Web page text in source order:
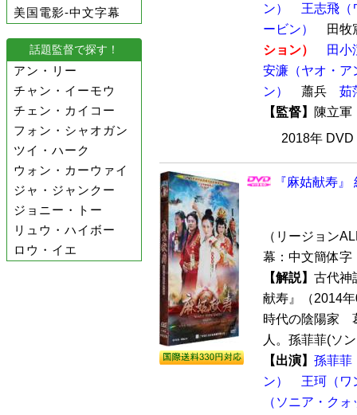
美国電影-中文字幕
話題監督で探す！
アン・リー
チャン・イーモウ
チェン・カイコー
フォン・シャオガン
ツイ・ハーク
ウォン・カーウァイ
ジャ・ジャンクー
ジョニー・トー
リュウ・ハイボー
ロウ・イエ
ン）
王志飛（
ービン）
田
ション）
田小
安濂（ヤオ・ア
ン）
蕭兵 茹
【監督】
陳立
2018年
『麻姑献寿
（リージョン
幕：中文簡体字
【解説】 古代神
献寿』（2014
時代の陰陽家
人。孫菲菲(ソ
【出演】 孫菲菲
ン）
王珂（ワ
（ソニア・ク